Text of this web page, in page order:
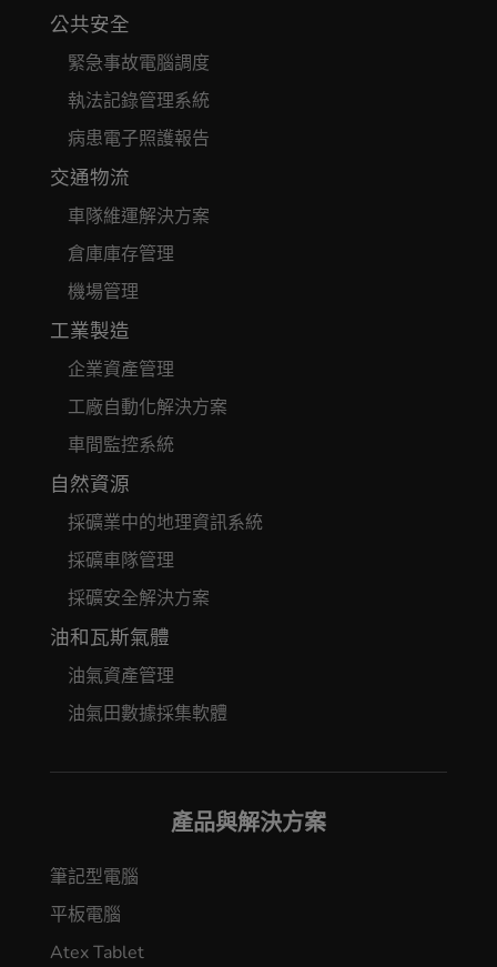
公共安全
緊急事故電腦調度
執法記錄管理系統
病患電子照護報告
交通物流
車隊維運解決方案
倉庫庫存管理
機場管理
工業製造
企業資產管理
工廠自動化解決方案
車間監控系統
自然資源
採礦業中的地理資訊系統
採礦車隊管理
採礦安全解決方案
油和瓦斯氣體
油氣資產管理
油氣田數據採集軟體
產品與解決方案
筆記型電腦
平板電腦
Atex Tablet